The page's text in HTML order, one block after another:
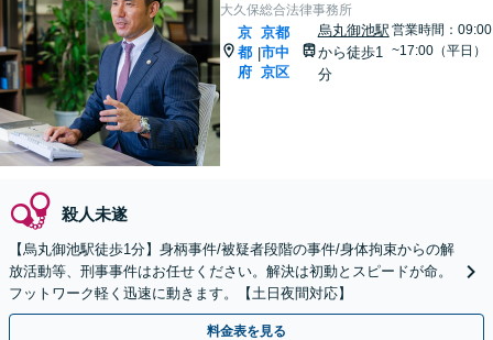
大久保総合法律事務所
京
都
府
|
京都
市中
京区
烏丸御池駅
から徒歩1
分
営業時間：09:00
~17:00（平日）
殺人未遂
【烏丸御池駅徒歩1分】身柄事件/被疑者段階の事件/身体拘束からの解
放活動等、刑事事件はお任せください。解決は初動とスピードが命。
フットワーク軽く迅速に動きます。【土日夜間対応】
料金表を見る